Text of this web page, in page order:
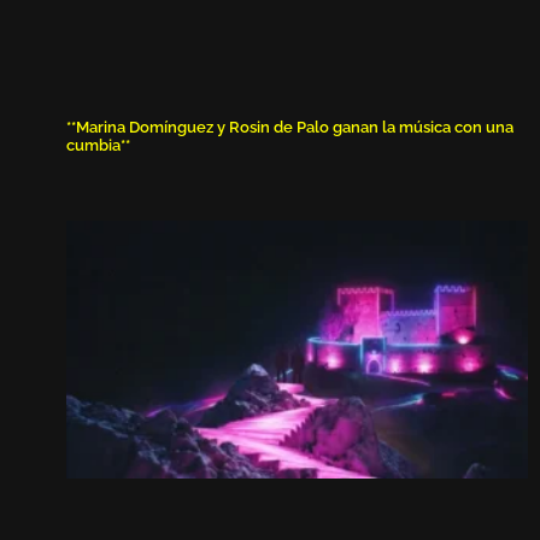
**Marina Domínguez y Rosin de Palo ganan la música con una
cumbia**